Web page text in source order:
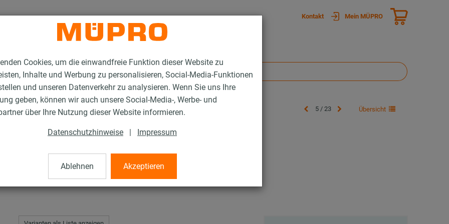
Cookies, um die einwandfreie Funktion dieser Website zu
Inhalte und Werbung zu personalisieren, Social-Media-Funktionen
und unseren Datenverkehr zu analysieren. Wenn Sie uns Ihre
geben, können wir auch unsere Social-Media-, Werbe- und
über Ihre Nutzung dieser Website informieren.
Datenschutzhinweise | Impressum
Ablehnen Akzeptieren
Kontakt Mein MÜPRO
Abspannsystem FPA 5 / 23 Übersicht
FPA